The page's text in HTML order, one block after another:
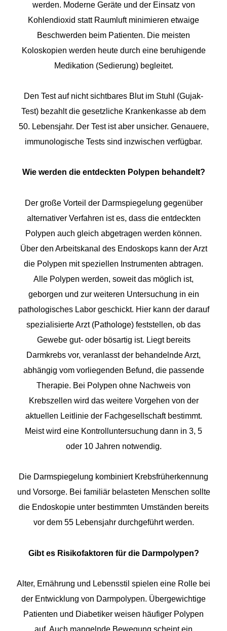
werden. Moderne Geräte und der Einsatz von
Kohlendioxid statt Raumluft minimieren etwaige
Beschwerden beim Patienten. Die meisten
Koloskopien werden heute durch eine beruhigende
Medikation (Sedierung) begleitet.
Den Test auf nicht sichtbares Blut im Stuhl (Gujak-
Test) bezahlt die gesetzliche Krankenkasse ab dem
50. Lebensjahr. Der Test ist aber unsicher. Genauere,
immunologische Tests sind inzwischen verfügbar.
Wie werden die entdeckten Polypen behandelt?
Der große Vorteil der Darmspiegelung gegenüber
alternativer Verfahren ist es, dass die entdeckten
Polypen auch gleich abgetragen werden können.
Über den Arbeitskanal des Endoskops kann der Arzt
die Polypen mit speziellen Instrumenten abtragen.
Alle Polypen werden, soweit das möglich ist,
geborgen und zur weiteren Untersuchung in ein
pathologisches Labor geschickt. Hier kann der darauf
spezialisierte Arzt (Pathologe) feststellen, ob das
Gewebe gut- oder bösartig ist. Liegt bereits
Darmkrebs vor, veranlasst der behandelnde Arzt,
abhängig vom vorliegenden Befund, die passende
Therapie. Bei Polypen ohne Nachweis von
Krebszellen wird das weitere Vorgehen von der
aktuellen Leitlinie der Fachgesellschaft bestimmt.
Meist wird eine Kontrolluntersuchung dann in 3, 5
oder 10 Jahren notwendig.
Die Darmspiegelung kombiniert Krebsfrüherkennung
und Vorsorge. Bei familiär belasteten Menschen sollte
die Endoskopie unter bestimmten Umständen bereits
vor dem 55 Lebensjahr durchgeführt werden.
Gibt es Risikofaktoren für die Darmpolypen?
Alter, Ernährung und Lebensstil spielen eine Rolle bei
der Entwicklung von Darmpolypen. Übergewichtige
Patienten und Diabetiker weisen häufiger Polypen
auf. Auch mangelnde Bewegung scheint ein